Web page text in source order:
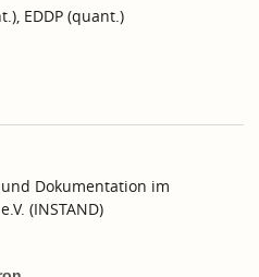
EDDP (quant.)
Dokumentation im
(INSTAND)